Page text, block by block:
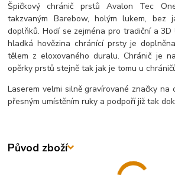
Špičkový chránič prstů Avalon Tec
takzvaným Barebow, holým lukem, bez
doplňků. Hodí se zejména pro tradiční a
hladká hovězina chránící prsty je
tělem z eloxovaného duralu. Chránič je
opěrky prstů stejně tak jak je tomu u
Laserem velmi silně gravírované značky na
přesným umístěním ruky a podpoří již tak
Původ zboží